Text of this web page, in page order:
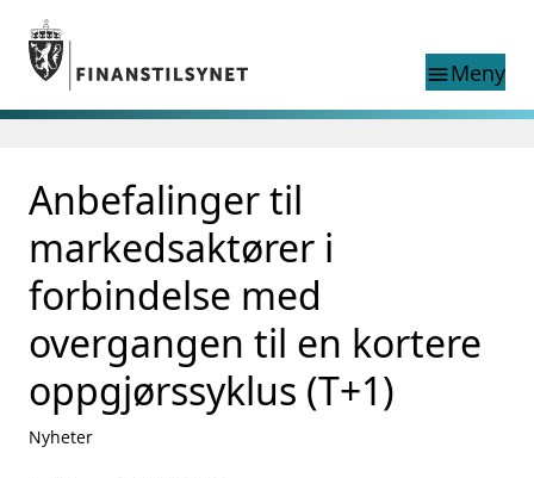
Gå til hovedinnhold
Gå til søkesiden
menuMeny
nettstedet
language
English
exist in English
English home page
Tilsyn
Aktuelt
Finanstilsynets registre
Tema
supervisor_account Forbrukerinformasjon
Anbefalinger til
markedsaktører i
forbindelse med
overgangen til en kortere
oppgjørssyklus (T+1)
Nyheter